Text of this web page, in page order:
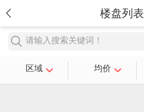
楼盘列表
请输入搜索关键词！
区域 均价